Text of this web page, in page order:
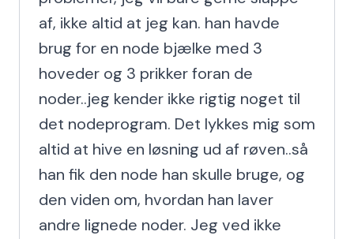
af, ikke altid at jeg kan. han havde
brug for en node bjælke med 3
hoveder og 3 prikker foran de
noder..jeg kender ikke rigtig noget til
det nodeprogram. Det lykkes mig som
altid at hive en løsning ud af røven..så
han fik den node han skulle bruge, og
den viden om, hvordan han laver
andre lignede noder. Jeg ved ikke